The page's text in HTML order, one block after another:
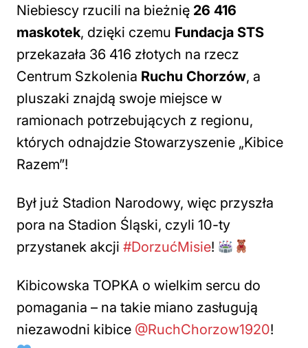
Niebiescy rzucili na bieżnię 26 416
maskotek, dzięki czemu Fundacja STS
przekazała 36 416 złotych na rzecz
Centrum Szkolenia Ruchu Chorzów, a
pluszaki znajdą swoje miejsce w
ramionach potrzebujących z regionu,
których odnajdzie Stowarzyszenie „Kibice
Razem”!
Był już Stadion Narodowy, więc przyszła
pora na Stadion Śląski, czyli 10-ty
przystanek akcji #DorzućMisie!
Kibicowska TOPKA o wielkim sercu do
pomagania – na takie miano zasługują
niezawodni kibice @RuchChorzow1920!